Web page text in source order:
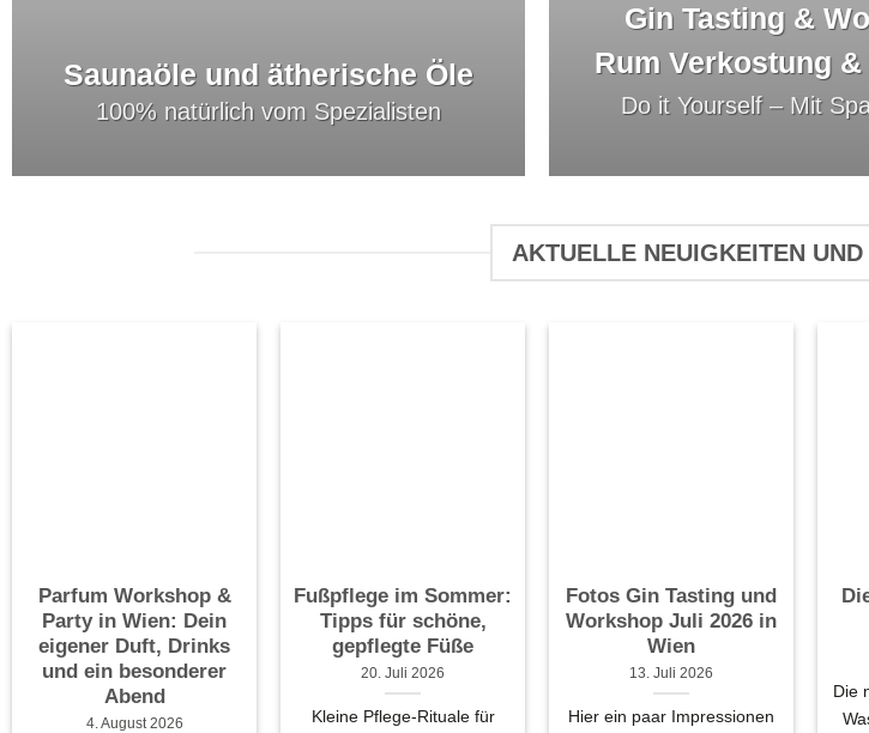
Saunaöle und ätherische Öle
100% natürlich vom Spezialisten
Gin Tasting &
Rum Verkostung
Do it Yourself –Mit
AKTUELLE NEUIGKEITEN UND
Parfum Workshop &
Party in Wien: Dein
eigener Duft, Drinks
und ein besonderer
Abend
4. August 2026
Fußpflege im Sommer:
Tipps für schöne,
gepflegte Füße
20. Juli 2026
Kleine Pflege-Rituale für
Fotos Gin Tasting und
Workshop Juli 2026 in
Wien
13. Juli 2026
Hier ein paar Impressionen
Die